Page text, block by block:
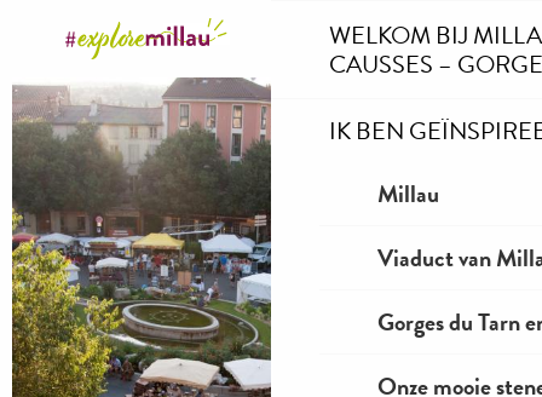
contenu
principal
WELKOM BIJ
CAUSSES –
IK BEN
Millau
Viaduct van
Gorges du Tarn
Onze mooie